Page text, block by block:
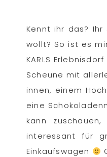
Kennt ihr das?
wollt? So ist es
KARLS
Scheune mit
innen, einem
eine
kann
interessant für
Einkaufswagen